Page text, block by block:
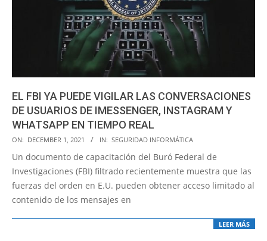
EL FBI YA PUEDE VIGILAR LAS CONVERSACIONES
DE USUARIOS DE IMESSENGER, INSTAGRAM Y
WHATSAPP EN TIEMPO REAL
2021-
12-
01
ON: DECEMBER 1, 2021 IN: SEGURIDAD INFORMÁTICA
Un documento de capacitación del Buró Federal de
Investigaciones (FBI) filtrado recientemente muestra que las
fuerzas del orden en E.U. pueden obtener acceso limitado al
contenido de los mensajes en
LEER MÁS